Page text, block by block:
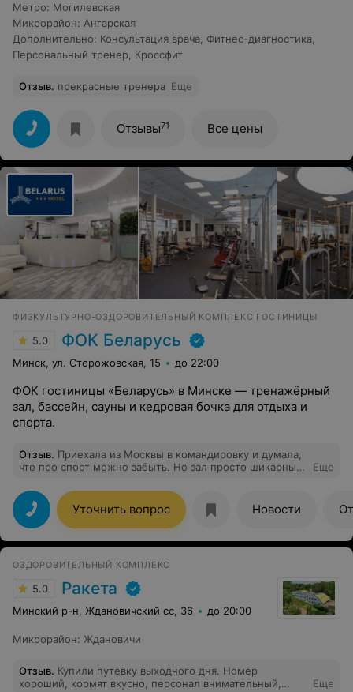
Метро: Могилевская
Микрорайон: Ангарская
Дополнительно: Консультация врача Фитнес-диагностика
Персональный тренер
Кроссфит
Отзыв. прекрасные тренера Еще
Отзывы71 Все цены
ФИЗКУЛЬТУРНО-ОЗДОРОВИТЕЛЬНЫЙ КОМПЛЕКС ГОСТИНИЦЫ
5.0 ФОК Беларусь
Минск, ул. Сторожовская, 15 до 22:00
ФОК гостиницы «Беларусь» в Минске — тренажёрный
зал, бассейн, сауны и кедровая бочка для отдыха и
спорта.
Отзыв. Приехала из Москвы в командировку и думала,
что про спорт можно забыть. Но зал просто шикарный,
тренировки, не выпала из графика, а вечером ещё и
беру напрокат велосипед для прогулок. Драники
подождут, я в отличной форме!
Еще
Уточнить вопрос Новости
ОЗДОРОВИТЕЛЬНЫЙ КОМПЛЕКС
5.0 Ракета
Минский р-н, Ждановичский сс, 36 до 20:00
Микрорайон: Ждановичи
Отзыв. Купили путевку выходного дня. Номер
хороший, кормят вкусно, персонал внимательный,
Еще